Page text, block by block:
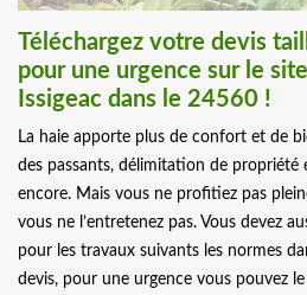
Téléchargez votre devis
pour une urgence sur le
Issigeac dans le 24560 !
La haie apporte plus de confort et de
des passants, délimitation de propriété
encore. Mais vous ne profitiez pas
vous ne l’entretenez pas. Vous devez
pour les travaux suivants les normes
devis, pour une urgence vous pouvez